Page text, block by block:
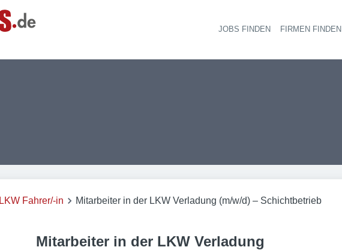
JOBS FINDEN FIRMEN FINDEN
LKW Fahrer/-in Mitarbeiter in der LKW Verladung (m/w/d) – Schichtbetrieb
Mitarbeiter in der LKW Verladung